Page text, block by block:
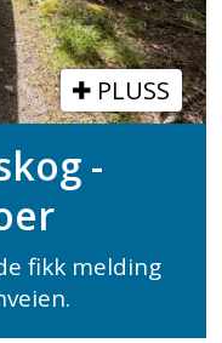
PLUSS
-
fikk melding